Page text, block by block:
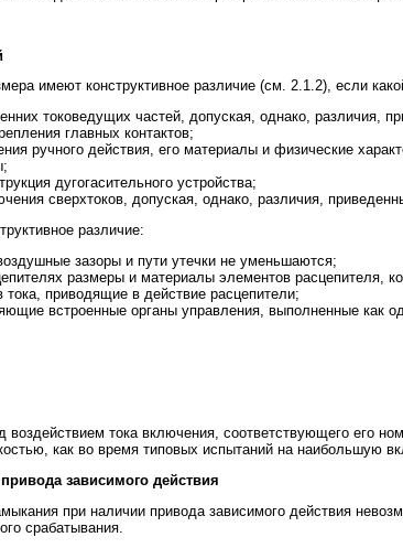
имеют конструктивное различие (см. 2.1.2), если
токоведущих частей, допуская, однако, различия,
главных контактов;
ручного действия, его материалы и физические
дугогасительного устройства;
сверхтоков, допуская, однако, различия,
различие:
зазоры и пути утечки не уменьшаются;
размеры и материалы элементов расцепителя,
приводящие в действие расцепители;
встроенные органы управления, выполненные как
тока включения, соответствующего его
как во время типовых испытаний на наибольшую
зависимого действия
при наличии привода зависимого действия
срабатывания.